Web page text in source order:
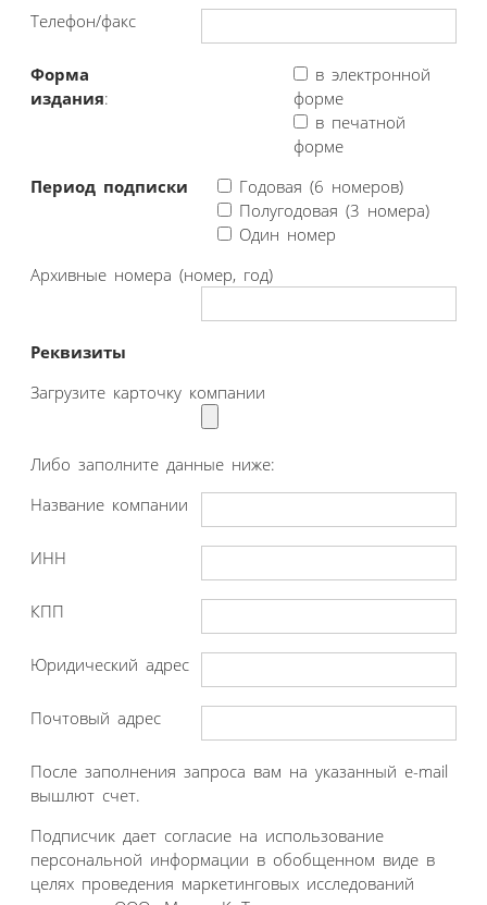
Телефон/факс
Форма
издания:
в электронной
форме
в печатной
форме
Период подписки
Годовая (6 номеров)
Полугодовая (3 номера)
Один номер
Архивные номера (номер, год)
Реквизиты
Загрузите карточку компании
Либо заполните данные ниже:
Название компании
ИНН
КПП
Юридический адрес
Почтовый адрес
После заполнения запроса вам на указанный e-mail
вышлют счет.
Подписчик дает согласие на использование
персональной информации в обобщенном виде в
целях проведения маркетинговых исследований